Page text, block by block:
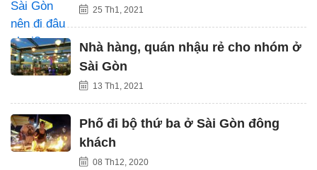
25 Th1, 2021
Nhà hàng, quán nhậu rẻ cho nhóm ở
Sài Gòn
13 Th1, 2021
Phố đi bộ thứ ba ở Sài Gòn đông
khách
08 Th12, 2020